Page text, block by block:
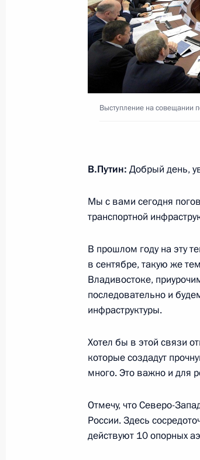
Открытие движения
21 ноября 2019 года, 14:00
Встреча с главой
1 октября 2018 года, 13:05
Встреча с мэром
15 ноября 2017 года, 17:45
Совещание по
Запада России
16 августа 2017 года, 13:20
Встреча с главой
7 марта 2017 года, 13:40
Встреча с главой
9 ноября 2016 года, 17:30
Выступление на совещании
В.Путин: Добрый день,
Мы с вами сегодня
транспортной
В прошлом году на эту
в сентябре, такую же
Владивостоке,
последовательно и
инфраструктуры.
Хотел бы в этой связи
которые создадут
много. Это важно и для
Отмечу, что Северо-
России. Здесь
действуют 10 опорных